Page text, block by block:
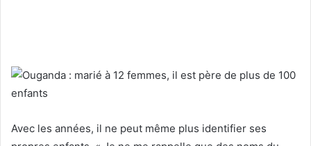
Avec les années, il ne peut même plus identifier ses